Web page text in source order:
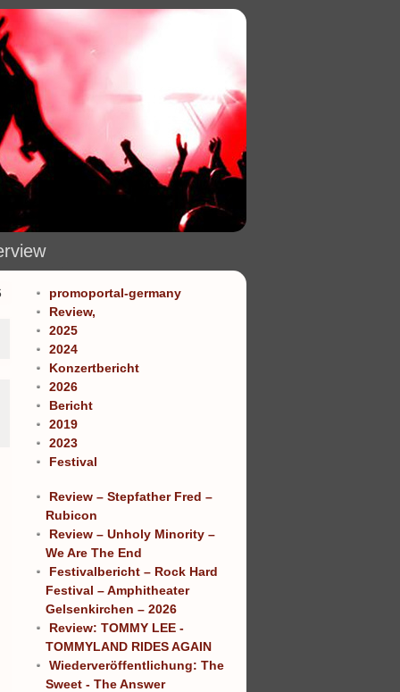
promoportal-germany
Review,
2025
2024
Konzertbericht
2026
Bericht
2019
2023
Festival
Review – Stepfather Fred –
Rubicon
Review – Unholy Minority –
We Are The End
Festivalbericht – Rock Hard
Festival – Amphitheater
Gelsenkirchen – 2026
Review: TOMMY LEE -
TOMMYLAND RIDES AGAIN
Wiederveröffentlichung: The
Sweet - The Answer